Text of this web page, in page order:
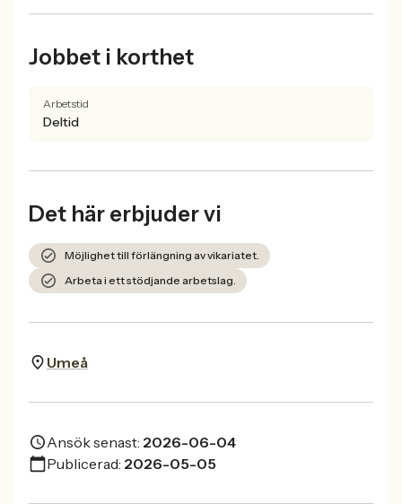
Jobbet i korthet
Arbetstid
Deltid
Det här erbjuder vi
Möjlighet till förlängning av vikariatet.
Arbeta i ett stödjande arbetslag.
Umeå
Ansök senast: 2026-06-04
Publicerad: 2026-05-05